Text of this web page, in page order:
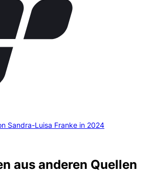
Sandra-Luisa Franke in 2024
aus anderen Quellen